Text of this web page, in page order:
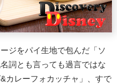
ジをパイ生地で包んだ「ソ
詞とも言っても過言ではな
カレーフォカッチャ」、すで